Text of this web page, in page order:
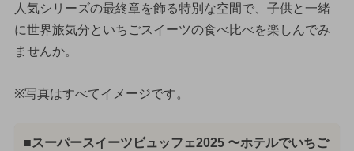
人気シリーズの最終章を飾る特別な空間で、子供と一緒
に世界旅気分といちごスイーツの食べ比べを楽しんでみ
ませんか。
※写真はすべてイメージです。
■スーパースイーツビュッフェ2025 〜ホテルでいちご